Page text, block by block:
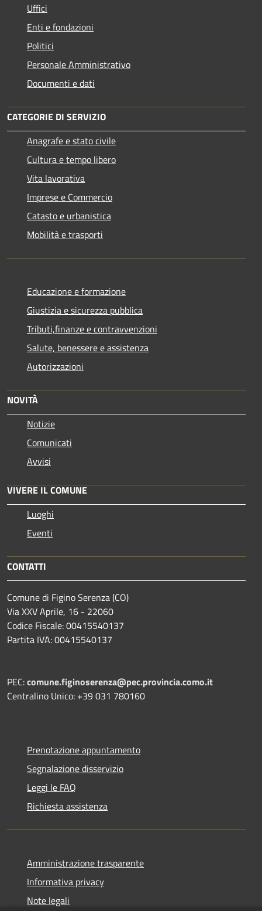
Uffici
Enti e fondazioni
Politici
Personale Amministrativo
Documenti e dati
CATEGORIE DI SERVIZIO
Anagrafe e stato civile
Cultura e tempo libero
Vita lavorativa
Imprese e Commercio
Catasto e urbanistica
Mobilità e trasporti
Educazione e formazione
Giustizia e sicurezza pubblica
Tributi,finanze e contravvenzioni
Salute, benessere e assistenza
Autorizzazioni
NOVITÀ
Notizie
Comunicati
Avvisi
VIVERE IL COMUNE
Luoghi
Eventi
CONTATTI
Comune di Figino Serenza (CO)
Via XXV Aprile, 16 - 22060
Codice Fiscale: 00415540137
Partita IVA: 00415540137
PEC:comune.figinoserenza@pec.provincia.como.it
Centralino Unico: +39 031 780160
Prenotazione appuntamento
Segnalazione disservizio
Leggi le FAQ
Richiesta assistenza
Amministrazione trasparente
Informativa privacy
Note legali